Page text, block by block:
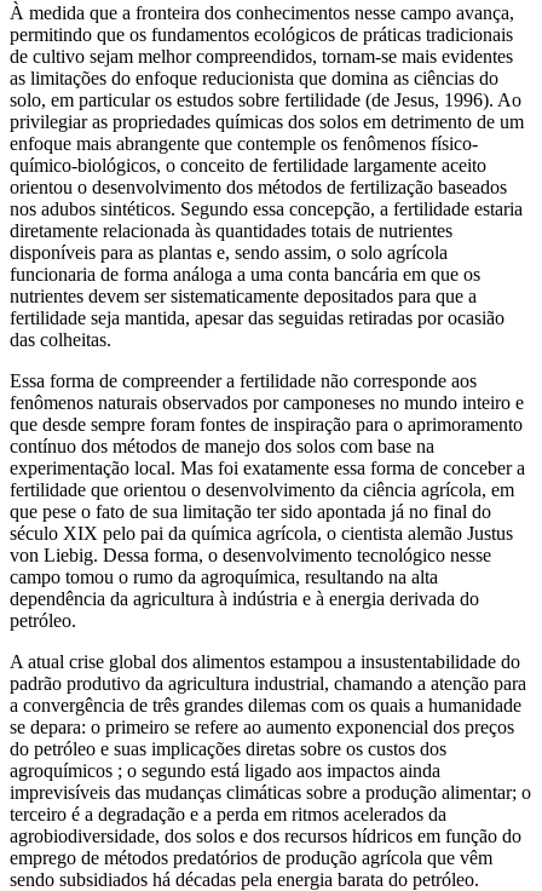
À medida que a fronteira dos conhecimentos nesse campo avança,
permitindo que os fundamentos ecológicos de práticas tradicionais
de cultivo sejam melhor compreendidos, tornam-se mais evidentes
as limitações do enfoque reducionista que domina as ciências do
solo, em particular os estudos sobre fertilidade (de Jesus, 1996). Ao
privilegiar as propriedades químicas dos solos em detrimento de um
enfoque mais abrangente que contemple os fenômenos físico-
químico-biológicos, o conceito de fertilidade largamente aceito
orientou o desenvolvimento dos métodos de fertilização baseados
nos adubos sintéticos. Segundo essa concepção, a fertilidade estaria
diretamente relacionada às quantidades totais de nutrientes
disponíveis para as plantas e, sendo assim, o solo agrícola
funcionaria de forma análoga a uma conta bancária em que os
nutrientes devem ser sistematicamente depositados para que a
fertilidade seja mantida, apesar das seguidas retiradas por ocasião
das colheitas.
Essa forma de compreender a fertilidade não corresponde aos
fenômenos naturais observados por camponeses no mundo inteiro e
que desde sempre foram fontes de inspiração para o aprimoramento
contínuo dos métodos de manejo dos solos com base na
experimentação local. Mas foi exatamente essa forma de conceber a
fertilidade que orientou o desenvolvimento da ciência agrícola, em
que pese o fato de sua limitação ter sido apontada já no final do
século XIX pelo pai da química agrícola, o cientista alemão Justus
von Liebig. Dessa forma, o desenvolvimento tecnológico nesse
campo tomou o rumo da agroquímica, resultando na alta
dependência da agricultura à indústria e à energia derivada do
petróleo.
A atual crise global dos alimentos estampou a insustentabilidade do
padrão produtivo da agricultura industrial, chamando a atenção para
a convergência de três grandes dilemas com os quais a humanidade
se depara: o primeiro se refere ao aumento exponencial dos preços
do petróleo e suas implicações diretas sobre os custos dos
agroquímicos ; o segundo está ligado aos impactos ainda
imprevisíveis das mudanças climáticas sobre a produção alimentar; o
terceiro é a degradação e a perda em ritmos acelerados da
agrobiodiversidade, dos solos e dos recursos hídricos em função do
emprego de métodos predatórios de produção agrícola que vêm
sendo subsidiados há décadas pela energia barata do petróleo.